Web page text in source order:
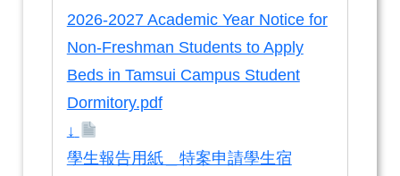
2026-2027 Academic Year Notice for
Non-Freshman Students to Apply
Beds in Tamsui Campus Student
Dormitory.pdf
↓
學生報告用紙＿特案申請學生宿